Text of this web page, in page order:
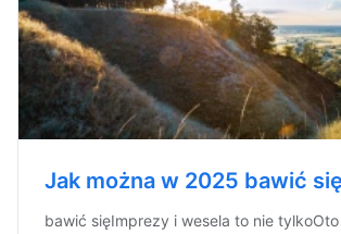
Jak można w 2025 bawić
bawić sięImprezy i wesela to nie